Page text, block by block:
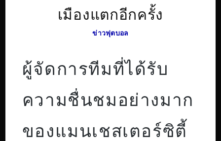
เมืองแตกอีกครั้ง
ข่าวฟุตบอล
ผู้จัดการทีมที่ได้รับ
ความชื่นชมอย่างมาก
ของแมนเชสเตอร์ซิตี้